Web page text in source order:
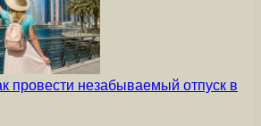
провести незабываемый отпуск в